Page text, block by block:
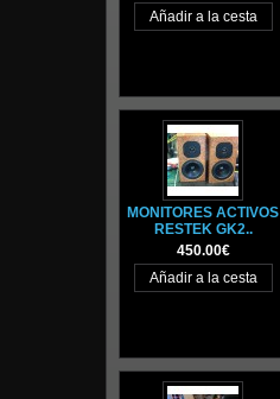
MONITORES ACTIVOS
RESTEK GK2..
450.00€